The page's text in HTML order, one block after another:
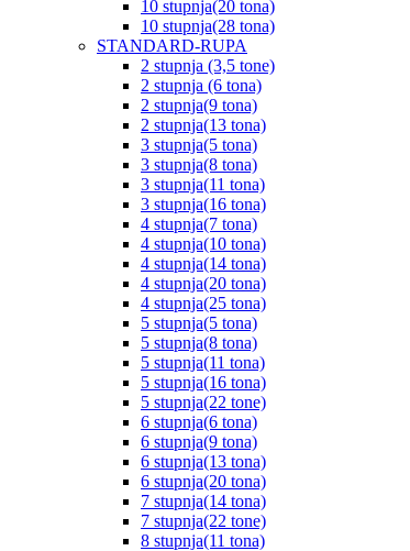
10 stupnja(20 tona)
10 stupnja(28 tona)
STANDARD-RUPA
2 stupnja (3,5 tone)
2 stupnja (6 tona)
2 stupnja(9 tona)
2 stupnja(13 tona)
3 stupnja(5 tona)
3 stupnja(8 tona)
3 stupnja(11 tona)
3 stupnja(16 tona)
4 stupnja(7 tona)
4 stupnja(10 tona)
4 stupnja(14 tona)
4 stupnja(20 tona)
4 stupnja(25 tona)
5 stupnja(5 tona)
5 stupnja(8 tona)
5 stupnja(11 tona)
5 stupnja(16 tona)
5 stupnja(22 tone)
6 stupnja(6 tona)
6 stupnja(9 tona)
6 stupnja(13 tona)
6 stupnja(20 tona)
7 stupnja(14 tona)
7 stupnja(22 tone)
8 stupnja(11 tona)